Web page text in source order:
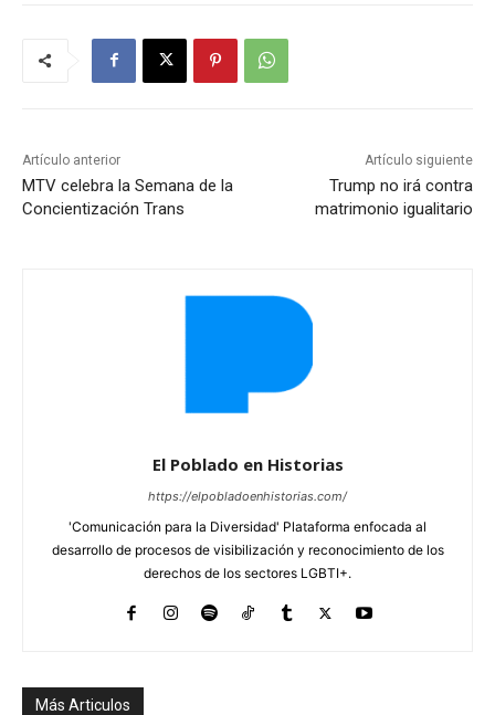
Artículo anterior
MTV celebra la Semana de la
Concientización Trans
Artículo siguiente
Trump no irá contra
matrimonio igualitario
El Poblado en Historias
https://elpobladoenhistorias.com/
'Comunicación para la Diversidad' Plataforma enfocada al
desarrollo de procesos de visibilización y reconocimiento de los
derechos de los sectores LGBTI+.
Más Articulos